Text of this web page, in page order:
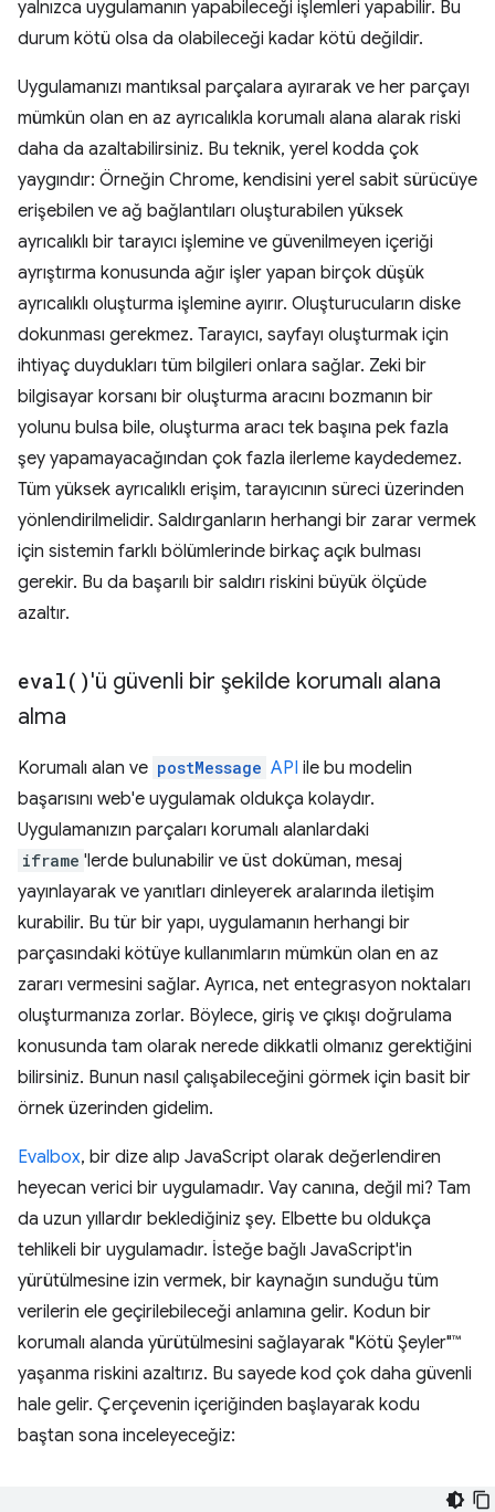
yalnızca uygulamanın yapabileceği işlemleri yapabilir. Bu
durum kötü olsa da olabileceği kadar kötü değildir.
Uygulamanızı mantıksal parçalara ayırarak ve her parçayı
mümkün olan en az ayrıcalıkla korumalı alana alarak riski
daha da azaltabilirsiniz. Bu teknik, yerel kodda çok
yaygındır: Örneğin Chrome, kendisini yerel sabit sürücüye
erişebilen ve ağ bağlantıları oluşturabilen yüksek
ayrıcalıklı bir tarayıcı işlemine ve güvenilmeyen içeriği
ayrıştırma konusunda ağır işler yapan birçok düşük
ayrıcalıklı oluşturma işlemine ayırır. Oluşturucuların diske
dokunması gerekmez. Tarayıcı, sayfayı oluşturmak için
ihtiyaç duydukları tüm bilgileri onlara sağlar. Zeki bir
bilgisayar korsanı bir oluşturma aracını bozmanın bir
yolunu bulsa bile, oluşturma aracı tek başına pek fazla
şey yapamayacağından çok fazla ilerleme kaydedemez.
Tüm yüksek ayrıcalıklı erişim, tarayıcının süreci üzerinden
yönlendirilmelidir. Saldırganların herhangi bir zarar vermek
için sistemin farklı bölümlerinde birkaç açık bulması
gerekir. Bu da başarılı bir saldırı riskini büyük ölçüde
azaltır.
eval( )'ü güvenli bir şekilde korumalı alana
alma
Korumalı alan ve postMessage API ile bu modelin
başarısını web'e uygulamak oldukça kolaydır.
Uygulamanızın parçaları korumalı alanlardaki
iframe 'lerde bulunabilir ve üst doküman, mesaj
yayınlayarak ve yanıtları dinleyerek aralarında iletişim
kurabilir. Bu tür bir yapı, uygulamanın herhangi bir
parçasındaki kötüye kullanımların mümkün olan en az
zararı vermesini sağlar. Ayrıca, net entegrasyon noktaları
oluşturmanıza zorlar. Böylece, giriş ve çıkışı doğrulama
konusunda tam olarak nerede dikkatli olmanız gerektiğini
bilirsiniz. Bunun nasıl çalışabileceğini görmek için basit bir
örnek üzerinden gidelim.
Evalbox, bir dize alıp JavaScript olarak değerlendiren
heyecan verici bir uygulamadır. Vay canına, değil mi? Tam
da uzun yıllardır beklediğiniz şey. Elbette bu oldukça
tehlikeli bir uygulamadır. İsteğe bağlı JavaScript'in
yürütülmesine izin vermek, bir kaynağın sunduğu tüm
verilerin ele geçirilebileceği anlamına gelir. Kodun bir
korumalı alanda yürütülmesini sağlayarak "Kötü Şeyler"™
yaşanma riskini azaltırız. Bu sayede kod çok daha güvenli
hale gelir. Çerçevenin içeriğinden başlayarak kodu
baştan sona inceleyeceğiz: